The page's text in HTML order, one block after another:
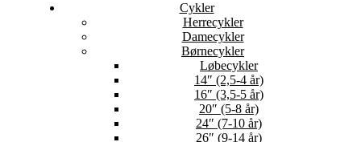
Cykler
Herrecykler
Damecykler
Børnecykler
Løbecykler
14″ (2,5-4 år)
16″ (3,5-5 år)
20″ (5-8 år)
24″ (7-10 år)
26″ (9-14 år)